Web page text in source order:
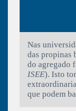
Nas
das propinas
do agregado
ISEE). Isto
que podem